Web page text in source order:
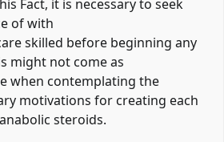
Fact, it is necessary to seek
of with
skilled before beginning any
might not come as
when contemplating the
motivations for creating each
steroids.